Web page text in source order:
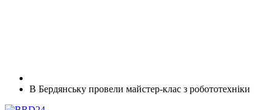
В Бердянську провели майстер-клас з робототехніки